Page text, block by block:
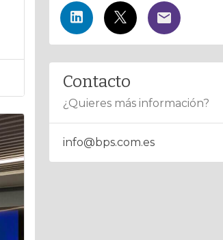
Contacto
¿Quieres más información?
info@bps.com.es